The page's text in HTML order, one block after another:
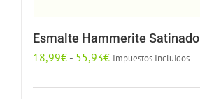
Esmalte Hammerite Satinado
18,99€ - 55,93€Rango
precios:
Impuestos Incluidos